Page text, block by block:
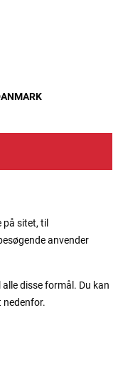
sitet, til
anvender
disse formål. Du kan
nedenfor.